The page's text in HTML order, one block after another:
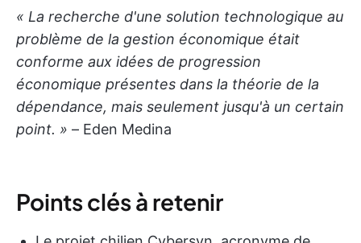
« La recherche d'une solution technologique au
problème de la gestion économique était
conforme aux idées de progression
économique présentes dans la théorie de la
dépendance, mais seulement jusqu'à un certain
point. » – Eden Medina
Points clés à retenir